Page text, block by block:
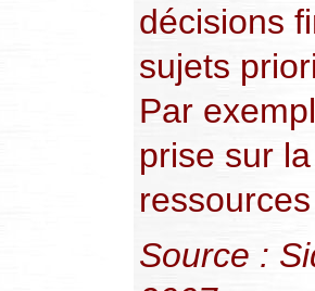
décisions
sujets
Par
prise sur
Source :